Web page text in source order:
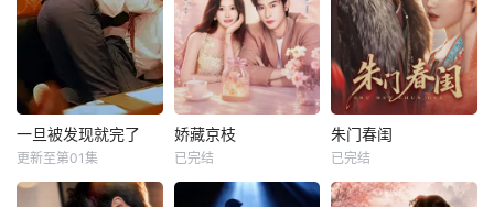
一旦被发现就完了
更新至第01集
娇藏京枝
已完结
朱门春闺
已完结